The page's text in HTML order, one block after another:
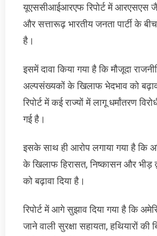
यूएससीआईआरएफ रिपोर्ट में आरएसएस
और सत्तारूढ़ भारतीय जनता पार्टी के
है।
इसमें दावा किया गया है कि मौजूदा
अल्पसंख्यकों के खिलाफ भेदभाव को
रिपोर्ट में कई राज्यों में लागू धर्मांतरण
गई है।
इसके साथ ही आरोप लगाया गया है कि
के खिलाफ हिरासत, निष्कासन और भीड़
को बढ़ावा दिया है।
रिपोर्ट में आगे सुझाव दिया गया है कि
जाने वाली सुरक्षा सहायता, हथियारों की